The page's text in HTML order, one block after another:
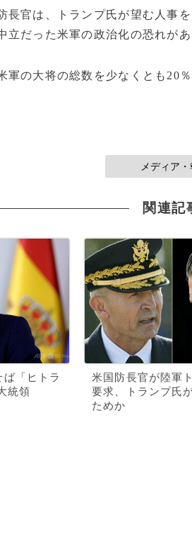
長官は、トランプ氏が望む人事
立だった米軍の政治化の恐れが
軍の大将の総数を少なくとも20
メディア
関連記
「ヒトラ
統領
米国防長官が陸軍
要求、トランプ氏
ためか